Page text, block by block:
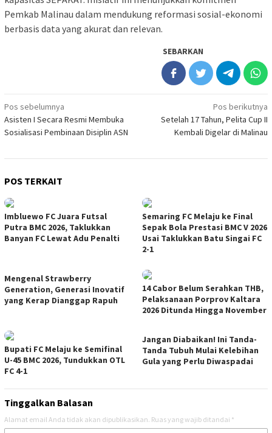
Pemkab Malinau dalam mendukung reformasi sosial-ekonomi
berbasis data yang akurat dan relevan.
SEBARKAN
Navigasi
pos
Pos sebelumnya
Asisten I Secara Resmi Membuka
Sosialisasi Pembinaan Disiplin ASN
Pos berikutnya
Setelah 17 Tahun, Pelita Cup II
Kembali Digelar di Malinau
POS TERKAIT
Imbluewo FC Juara Futsal
Putra BMC 2026, Taklukkan
Banyan FC Lewat Adu Penalti
Semaring FC Melaju ke Final
Sepak Bola Prestasi BMC V 2026
Usai Taklukkan Batu Singai FC
2-1
Mengenal Strawberry
Generation, Generasi Inovatif
yang Kerap Dianggap Rapuh
14 Cabor Belum Serahkan THB,
Pelaksanaan Porprov Kaltara
2026 Ditunda Hingga November
Bupati FC Melaju ke Semifinal
U-45 BMC 2026, Tundukkan OTL
FC 4-1
Jangan Diabaikan! Ini Tanda-
Tanda Tubuh Mulai Kelebihan
Gula yang Perlu Diwaspadai
Tinggalkan Balasan
Alamat email Anda tidak akan dipublikasikan. Ruas yang wajib ditandai *